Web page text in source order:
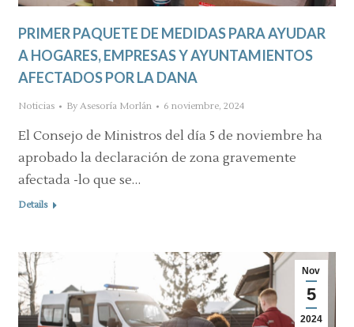
PRIMER PAQUETE DE MEDIDAS PARA AYUDAR
A HOGARES, EMPRESAS Y AYUNTAMIENTOS
AFECTADOS POR LA DANA
Noticias By Asesoría Morlán 6 noviembre, 2024
El Consejo de Ministros del día 5 de noviembre ha
aprobado la declaración de zona gravemente
afectada -lo que se…
Details
Nov
5
2024